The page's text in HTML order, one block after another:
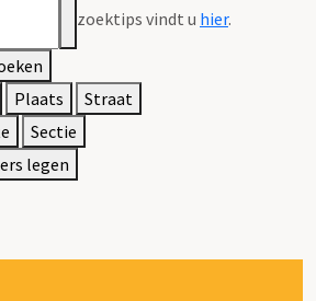
zoektips vindt u hier.
Plaats
Straat
Sectie
legen